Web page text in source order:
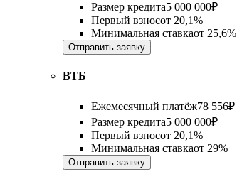
Размер кредита5 000 000₽
Первый взносот 20,1%
Минимальная ставкаот 25,6%
Отправить заявку
ВТБ
Ежемесячный платёж78 556₽
Размер кредита5 000 000₽
Первый взносот 20,1%
Минимальная ставкаот 29%
Отправить заявку